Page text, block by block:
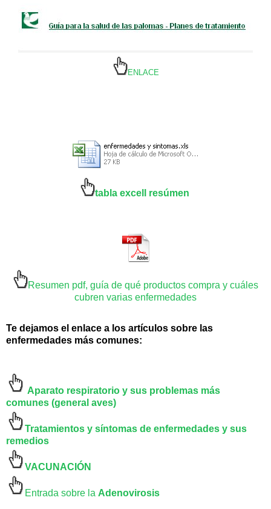
ENLACE
tabla excell resúmen
Resumen pdf, guía de qué productos compra y cuáles
cubren varias enfermedades
Te dejamos el enlace a los artículos sobre las
enfermedades más comunes:
Aparato respiratorio y sus problemas más
comunes (general aves)
Tratamientos y síntomas de enfermedades y sus
remedios
VACUNACIÓN
Entrada sobre la Adenovirosis